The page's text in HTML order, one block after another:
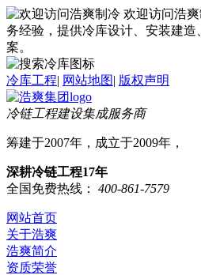
欢迎访问浩
务经验，提供冷库设计、安装建
案。
冷库工程| 网站地图| 版权声明
冷链工程建设集成服务商
筹建于2007年，成立于2009年，
深耕冷链工程17年
全国免费热线：
400-861-7579
网站首页
关于浩爽
浩爽简介
资质荣誉